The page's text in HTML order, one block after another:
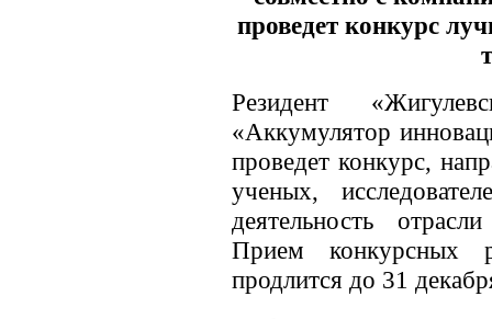
проведет конкурс
Резидент
«Аккумулятор
проведет конкурс,
ученых,
деятельность
Прием конкурсных
продлится до 31